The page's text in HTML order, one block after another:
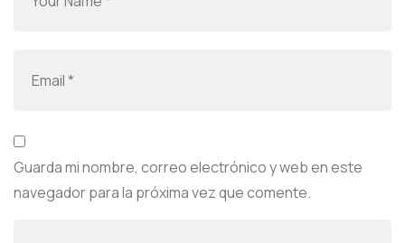
Guarda mi nombre, correo electrónico y web en este
navegador para la próxima vez que comente.